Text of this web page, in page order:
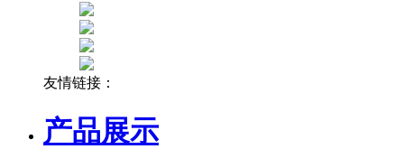
友情链接：
产品展示